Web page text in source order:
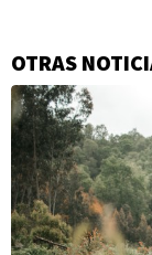
adicional
OTRAS